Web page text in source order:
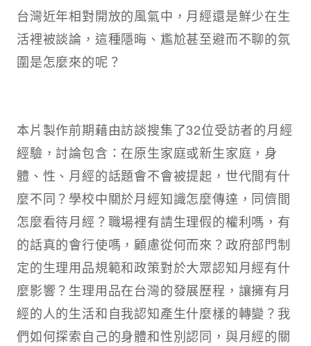
台灣近年相對開放的風氣中，月經還是鮮少在生
活裡被談論，這種隱晦、尷尬甚至避而不聊的氛
圍是怎麼來的呢？
本片製作前期藉由訪談搜集了32位受訪者的月經
經驗，討論包含：在原生家庭或新生家庭，身
體、性、月經的話題會不會被提起，世代間有什
麼不同？學校中關於月經知識怎麼傳達，同儕間
怎麼看待月經？職場裡有請生理假的權利嗎，有
的話真的會行使嗎，顧慮從何而來？政府部門制
定的生理用品規範和政策對於大眾認知月經有什
麼影響？生理用品在台灣的發展歷程，讓擁有月
經的人的生活和自我認知產生什麼樣的轉變？我
們如何探索自己的身體和性別認同，與月經的關